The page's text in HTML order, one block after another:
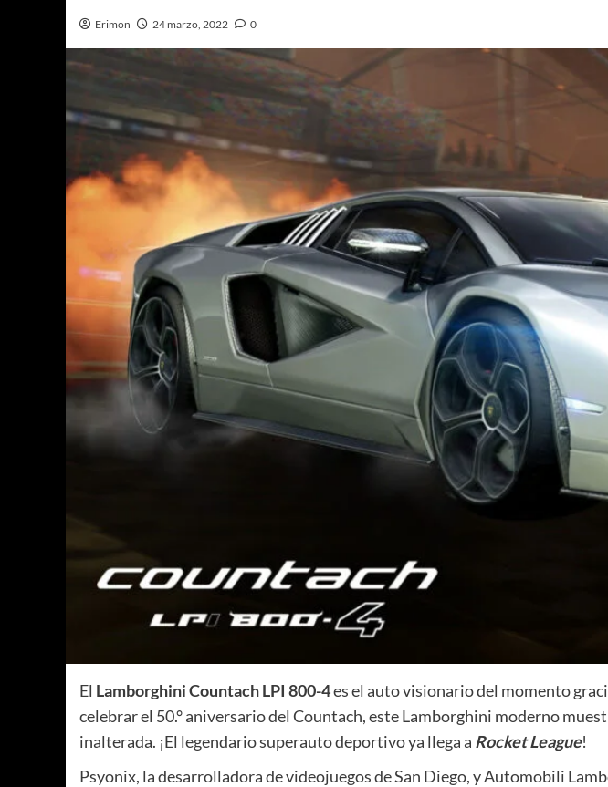
Erimon 24 marzo, 2022 0
El Lamborghini Countach LPI 800-4es el auto visionario del momento
celebrar el 50.° aniversario del Countach, este Lamborghini moderno
inalterada. ¡El legendario superauto deportivo ya llega a Rocket League!
Psyonix, la desarrolladora de videojuegos de San Diego, y Automobili